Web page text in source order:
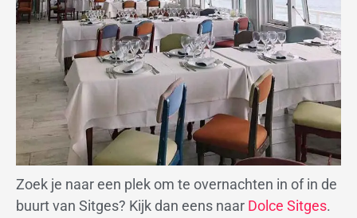
Zoek je naar een plek om te overnachten in of in de
buurt van Sitges? Kijk dan eens naar Dolce Sitges.